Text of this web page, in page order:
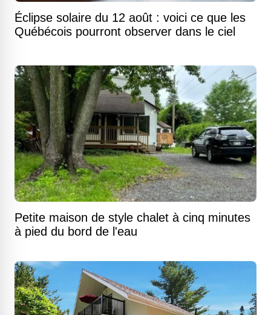
Éclipse solaire du 12 août : voici ce que les
Québécois pourront observer dans le ciel
Petite maison de style chalet à cinq minutes
à pied du bord de l'eau